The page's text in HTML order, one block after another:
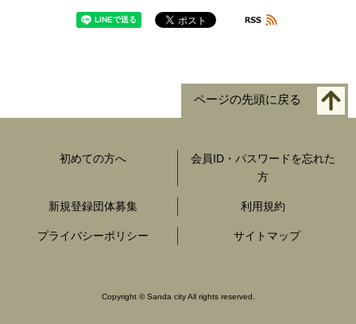
ページの先頭に戻る
初めての方へ
会員ID・パスワードを忘れた
方
新規登録団体募集 利用規約
プライバシーポリシー サイトマップ
Copyright ©Sanda city All rights reserved.